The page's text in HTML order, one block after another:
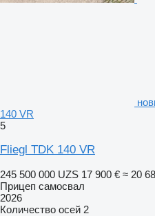
140 VR
5
Fliegl TDK 140 VR
245 500 000 UZS 17 900 € ≈ 20
Прицеп самосвал
2026
Количество осей 2